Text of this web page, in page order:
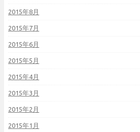
2015年8月
2015年7月
2015年6月
2015年5月
2015年4月
2015年3月
2015年2月
2015年1月